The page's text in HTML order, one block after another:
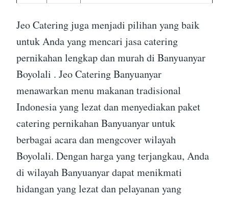
Jeo Catering juga menjadi pilihan yang baik
untuk Anda yang mencari jasa catering
pernikahan lengkap dan murah di Banyuanyar
Boyolali . Jeo Catering Banyuanyar
menawarkan menu makanan tradisional
Indonesia yang lezat dan menyediakan paket
catering pernikahan Banyuanyar untuk
berbagai acara dan mengcover wilayah
Boyolali. Dengan harga yang terjangkau, Anda
di wilayah Banyuanyar dapat menikmati
hidangan yang lezat dan pelayanan yang